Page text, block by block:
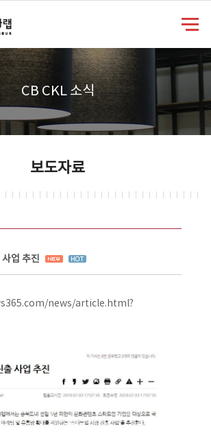
CB CKL 소식
보도자료
업 추진
news/article.html?